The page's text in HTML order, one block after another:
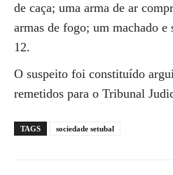
de caça; uma arma de ar
armas de fogo; um machado e
12.
O suspeito foi constituído
remetidos para o Tribunal
TAGS sociedade setubal